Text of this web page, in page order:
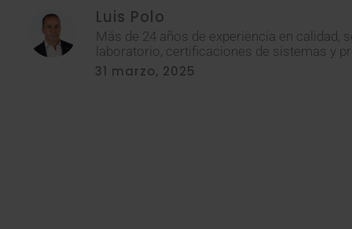
Luis Polo
Más de 24 años de experiencia en calidad,
laboratorio, certificaciones de sistemas y
31 marzo, 2025